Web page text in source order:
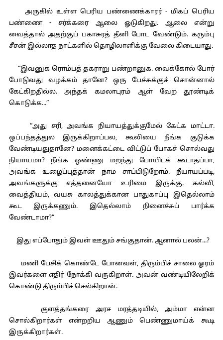
அருகில் உள்ள பெரிய பண்ணைக்காரர் - மிகப் பெரிய
பண்ணை - சர்க்கரை ஆலை ஓடுகிறது. ஆலை என்று
வைத்தால் அதற்குப் பகாசுரத் தீனி போட வேண்டும். கரும்பு
சீசன் இல்லாத நாட்களில் தொழிலாளிக்கு வேலை கிடையாது.
“இவனுக ரொம்பத் தகராறு பண்றானுக. வைக்கோல் போர்
போடுவது வழக்கம் தானே? ஒரு பேச்சுக்குச் சொன்னால்
கேட்கிறதில்ல. அந்தக் கமலாபுரம் ஆள் வேற தூண்டிக்
கொடுக்க...”
“அது சரி, அவங்க நியாயத்துக்குமேல் கேட்க மாட்டா.
ஒப்பந்தத்துல இருக்கிறாப்பல, கூலியை நீங்க குடுக்க
வேண்டியதுதானே? மனைக்கட்டை விட்டுப் போகச் சொல்வது
நியாயமா? நீங்க ஒண்ணு மறந்து போயிடக் கூடாதப்பா,
அவங்க உழைப்புத்தான் நாம சாப்பிடுறோம். நீயாயப்படி,
அவங்களுக்கு எத்தனையோ உரிமை இருக்கு. கல்வி,
வைத்தியம், வயசு காலத்துக்கான பாதுகாப்பு இதெல்லாம்
கூட இருக்கணும். இதெல்லாம் நினைச்சுப் பார்க்க
வேண்டாமா?”
இது எப்போதும் இவள் ஊதும் சங்குதான். ஆனால் பலன்...?
மணி பேசிக் கொண்டே போனவள், திரும்பிச் சாலை ஓரம்
இவர்களை எதிர் நோக்கி வருகிறாள். அவன் வண்டியிலேறிக்
கொண்டு திரும்பிச் செல்கிறான்.
குளத்தங்கரை அரச மரத்தடியில், அம்மா என்ன
சொல்கிறார்கள் என்றறிய ஆணும் பெண்ணுமாய்க் கூடி
இருக்கிறார்கள்.